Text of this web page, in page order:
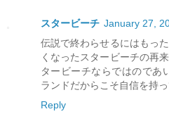
スタービーチ January 27,
伝説で終わらせるにはもっ
くなったスタービーチの再
タービーチならではのであ
ランドだからこそ自信を持
Reply